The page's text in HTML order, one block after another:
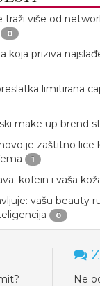
traži više od
0
koja priziva
limitirana
make up brend
je zaštitno lice
1
kofein i vaša
vašu beauty
0
Ne